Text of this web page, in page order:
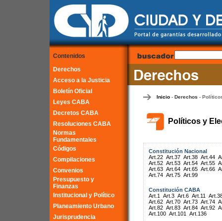
Contenidos
Derechos
Acceso a la Justicia
Boletín Oficial
Leyes CABA
Decretos CABA
Resoluciones CABA
Normas
Fundamentales
Códigos
Compilaciones
Convenios
Presupuesto y
Finanzas
Institucional y Político
Planeamiento Urbano
Jurisprudencia
Inicio- Derechos -
Políticos y
Constitución Nacional
Art.22 Art.37 Art.38 Art.44
Art.52 Art.53 Art.54 Art.55
Art.63 Art.64 Art.65 Art.66
Art.74 Art.75 Art.99
Constitución CABA
Art.1
Art.3 Art.6 Art.11
Art.62 Art.70 Art.73 Art.74
Art.82 Art.83 Art.84 Art.92
Art.100 Art.101 Art.136